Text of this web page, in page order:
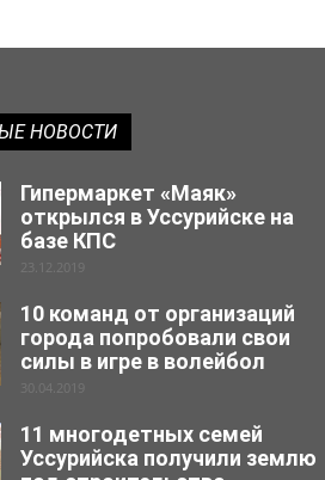
НОВОСТИ
Гипермаркет «Маяк»
открылся в Уссурийске на
базе КПС
23.12.2019
10 команд от организаций
города попробовали свои
силы в игре в волейбол
30.04.2019
11 многодетных семей
Уссурийска получили землю